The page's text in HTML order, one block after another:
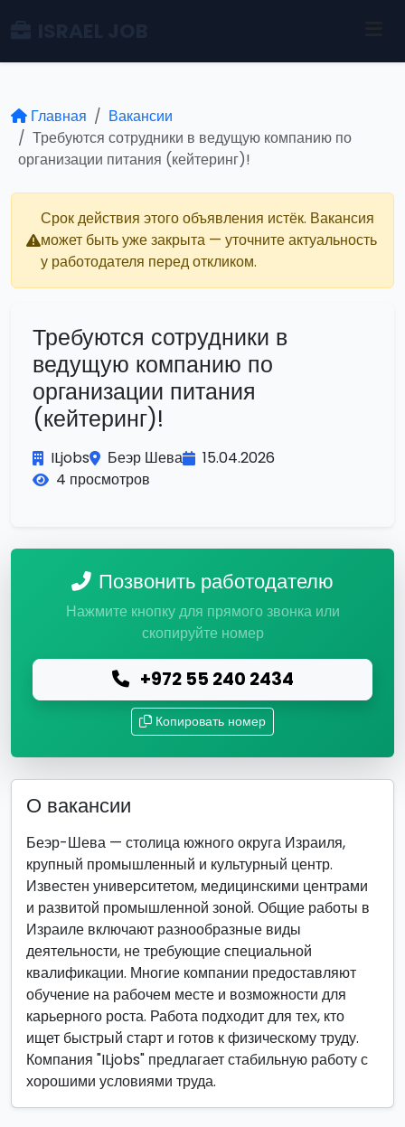
Главная
Вакансии
Требуются сотрудники в ведущую компанию по
организации питания (кейтеринг)!
Срок действия этого объявления истёк. Вакансия
может быть уже закрыта — уточните актуальность
у работодателя перед откликом.
Требуются сотрудники в
ведущую компанию по
организации питания
(кейтеринг)!
ILjobs Беэр Шева
15.04.2026
4 просмотров
Позвонить работодателю
Нажмите кнопку для прямого звонка или
скопируйте номер
+972 55 240 2434
Копировать номер
О вакансии
Беэр-Шева — столица южного округа Израиля,
крупный промышленный и культурный центр.
Известен университетом, медицинскими центрами
и развитой промышленной зоной. Общие работы в
Израиле включают разнообразные виды
деятельности, не требующие специальной
квалификации. Многие компании предоставляют
обучение на рабочем месте и возможности для
карьерного роста. Работа подходит для тех, кто
ищет быстрый старт и готов к физическому труду.
Компания "ILjobs" предлагает стабильную работу с
хорошими условиями труда.